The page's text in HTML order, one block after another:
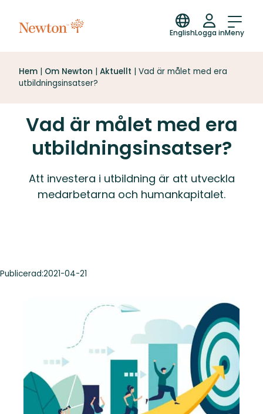
EnglishLogga inMeny
Hem | Om Newton | Aktuellt | Vad är målet med era
utbildningsinsatser?
Vad är målet med era
utbildningsinsatser?
Att investera i utbildning är att utveckla
medarbetarna och humankapitalet.
Publicerad:2021-04-21